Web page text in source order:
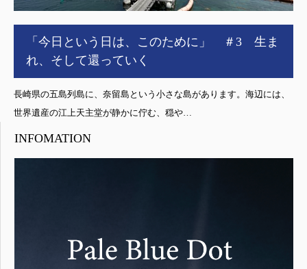
「今日という日は、このために」 ＃3 生ま
れ、そして還っていく
長崎県の五島列島に、奈留島という小さな島があります。海辺には、
世界遺産の江上天主堂が静かに佇む、穏や…
INFOMATION